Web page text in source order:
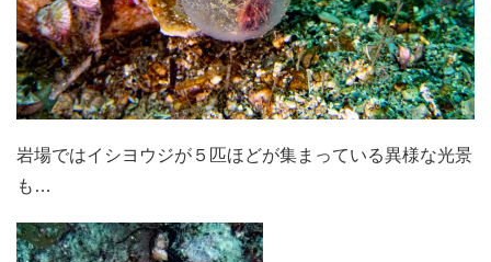
岩場ではイシヨウジが５匹ほどが集まっている異様な光景
も…